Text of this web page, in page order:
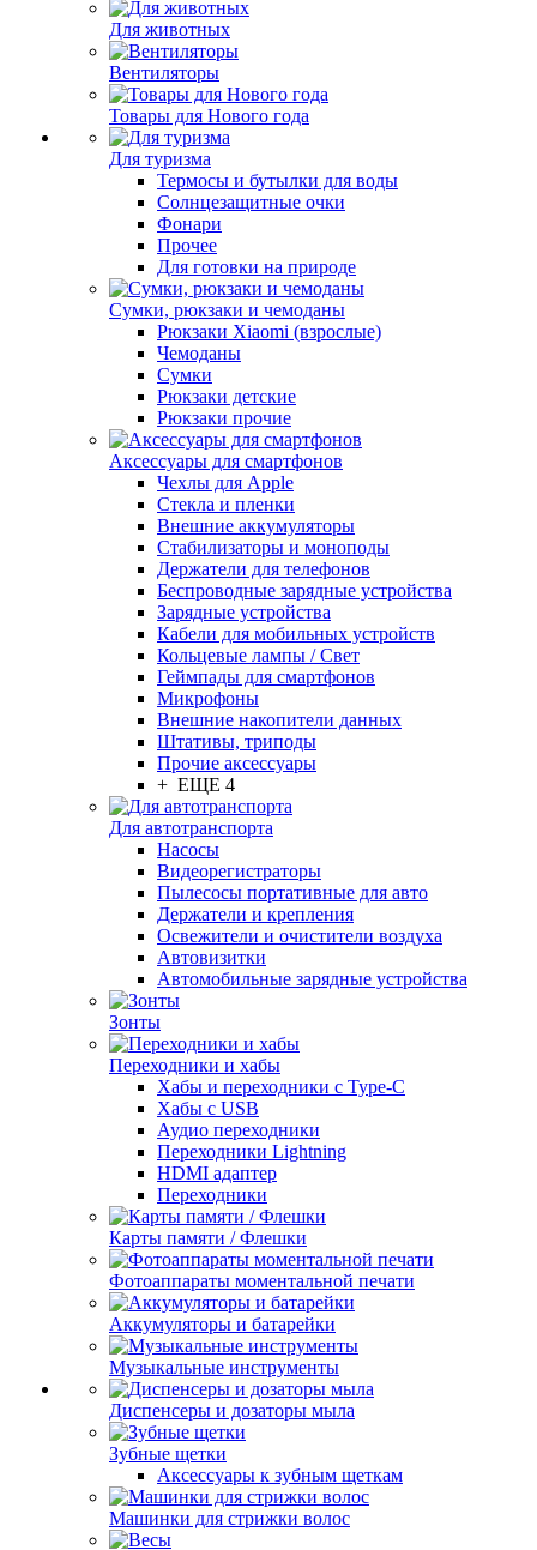
Для животных
Вентиляторы
Товары для Нового года
Для туризма
Термосы и бутылки для воды
Солнцезащитные очки
Фонари
Прочее
Для готовки на природе
Сумки, рюкзаки и чемоданы
Рюкзаки Xiaomi (взрослые)
Чемоданы
Сумки
Рюкзаки детские
Рюкзаки прочие
Аксессуары для смартфонов
Чехлы для Apple
Стекла и пленки
Внешние аккумуляторы
Стабилизаторы и моноподы
Держатели для телефонов
Беспроводные зарядные устройства
Зарядные устройства
Кабели для мобильных устройств
Кольцевые лампы / Свет
Геймпады для смартфонов
Микрофоны
Внешние накопители данных
Штативы, триподы
Прочие аксессуары
+ ЕЩЕ 4
Для автотранспорта
Насосы
Видеорегистраторы
Пылесосы портативные для авто
Держатели и крепления
Освежители и очистители воздуха
Автовизитки
Автомобильные зарядные устройства
Зонты
Переходники и хабы
Хабы и переходники с Type-C
Хабы с USB
Аудио переходники
Переходники Lightning
HDMI адаптер
Переходники
Карты памяти / Флешки
Фотоаппараты моментальной печати
Аккумуляторы и батарейки
Музыкальные инструменты
Диспенсеры и дозаторы мыла
Зубные щетки
Аксессуары к зубным щеткам
Машинки для стрижки волос